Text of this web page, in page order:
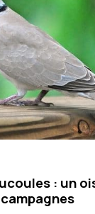
: un